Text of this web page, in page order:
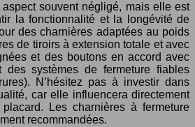
souvent négligé, mais elle est
la fonctionnalité et la longévité de
des charnières adaptées au poids
de tiroirs à extension totale et avec
et des boutons en accord avec
des systèmes de fermeture fiables
N’hésitez pas à investir dans
car elle influencera directement
Les charnières à fermeture
recommandées.